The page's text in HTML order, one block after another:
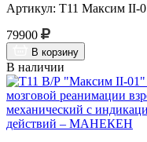
Артикул: Т11 Максим II-
79900
В корзину
В наличии